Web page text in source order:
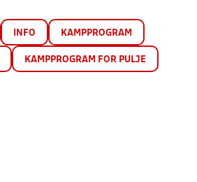
INFO KAMPPROGRAM
KAMPPROGRAM FOR PULJE